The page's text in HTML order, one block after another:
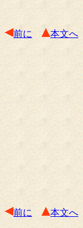
前に 本文へ
前に 本文へ